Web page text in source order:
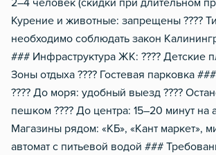
2–4 человек (скидки при длительном
Курение и животные: запрещены ????
необходимо соблюдать закон
### Инфраструктура ЖК: ???? Детские
Зоны отдыха ???? Гостевая парковка
???? До моря: удобный выезд ????
пешком ???? До центра: 15–20 минут на
Магазины рядом: «КБ», «Кант маркет»,
автомат с питьевой водой ###